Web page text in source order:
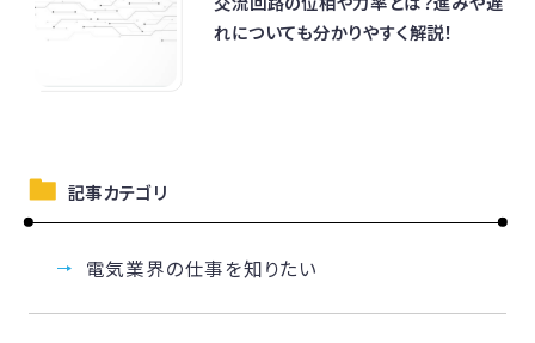
れについても分かりやすく解説！
記事カテゴリ
電気業界の仕事を知りたい